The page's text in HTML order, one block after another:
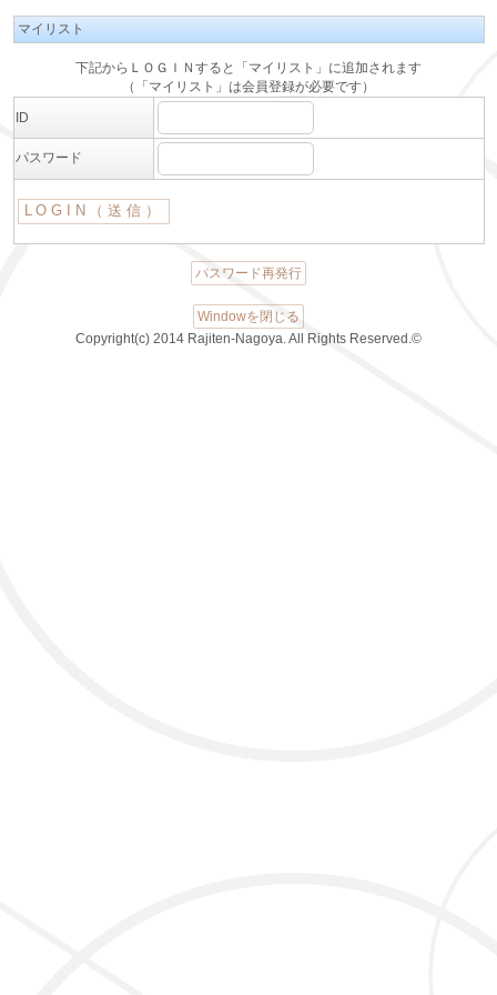
マイリスト
下記からＬＯＧＩＮすると「マイリスト」に追加されます
（「マイリスト」は会員登録が必要です）
ID
パスワード
パスワード再発行
Windowを閉じる
Copyright(c) 2014 Rajiten-Nagoya. All Rights Reserved.©